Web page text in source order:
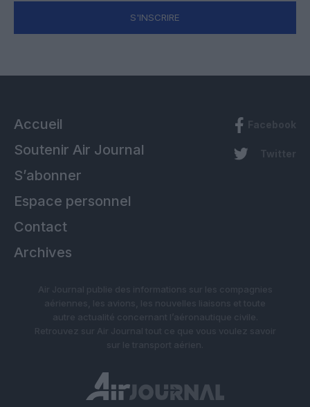
S'INSCRIRE
Accueil
Soutenir Air Journal
S’abonner
Espace personnel
Contact
Archives